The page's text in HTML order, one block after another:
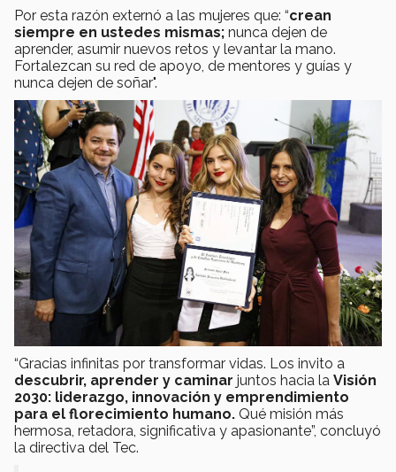
Por esta razón externó a las mujeres que: “crean
siempre en ustedes mismas; nunca dejen de
aprender, asumir nuevos retos y levantar la mano.
Fortalezcan su red de apoyo, de mentores y guías y
nunca dejen de soñar".
“Gracias infinitas por transformar vidas. Los invito a
descubrir, aprender y caminar juntos hacia la Visión
2030: liderazgo, innovación y emprendimiento
para el florecimiento humano. Qué misión más
hermosa, retadora, significativa y apasionante”, concluyó
la directiva del Tec.